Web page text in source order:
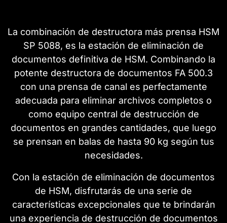
La combinación de destructora más prensa HSM
SP 5088, es la estación de eliminación de
documentos definitiva de HSM. Combinando la
potente destructora de documentos FA 500.3
con una prensa de canal es perfectamente
adecuada para eliminar archivos completos o
como equipo central de destrucción de
documentos en grandes cantidades, que luego
se prensan en balas de hasta 90 kg según tus
necesidades.
Con la estación de eliminación de documentos
de HSM, disfrutarás de una serie de
características excepcionales que te brindarán
una experiencia de destrucción de documentos